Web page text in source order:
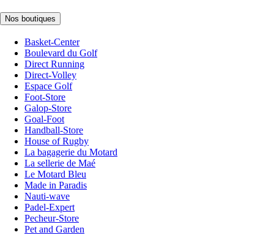
Nos boutiques
Basket-Center
Boulevard du Golf
Direct Running
Direct-Volley
Espace Golf
Foot-Store
Galop-Store
Goal-Foot
Handball-Store
House of Rugby
La bagagerie du Motard
La sellerie de Maé
Le Motard Bleu
Made in Paradis
Nauti-wave
Padel-Expert
Pecheur-Store
Pet and Garden